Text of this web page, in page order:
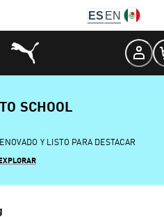
ES EN
SCHOOL
Y LISTO PARA DESTACAR